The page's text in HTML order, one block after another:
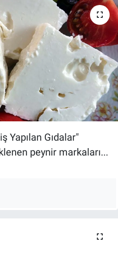
Yapılan Gıdalar"
peynir markaları...